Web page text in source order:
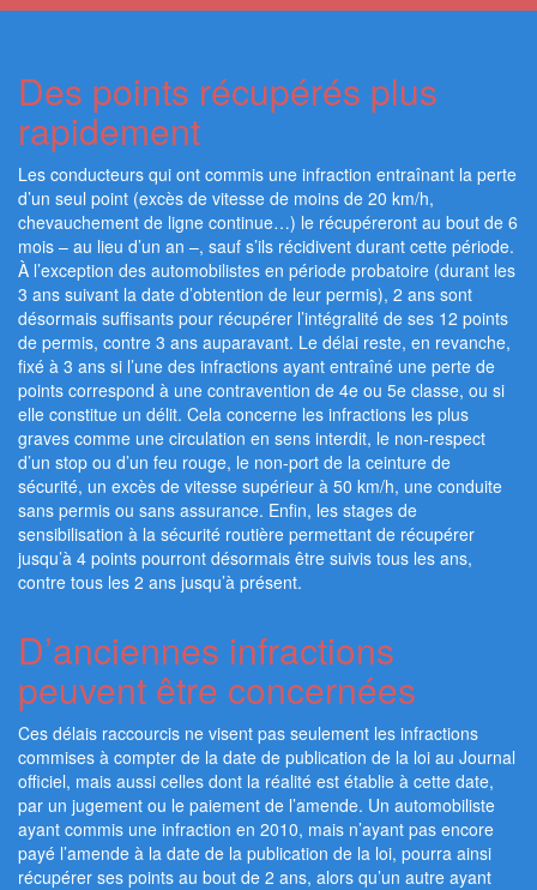
Des points récupérés plus
rapidement
Les conducteurs qui ont commis une infraction entraînant la perte
d’un seul point (excès de vitesse de moins de 20 km/h,
chevauchement de ligne continue…) le récupéreront au bout de 6
mois – au lieu d’un an –, sauf s’ils récidivent durant cette période.
À l’exception des automobilistes en période probatoire (durant les
3 ans suivant la date d’obtention de leur permis), 2 ans sont
désormais suffisants pour récupérer l’intégralité de ses 12 points
de permis, contre 3 ans auparavant. Le délai reste, en revanche,
fixé à 3 ans si l’une des infractions ayant entraîné une perte de
points correspond à une contravention de 4e ou 5e classe, ou si
elle constitue un délit. Cela concerne les infractions les plus
graves comme une circulation en sens interdit, le non-respect
d’un stop ou d’un feu rouge, le non-port de la ceinture de
sécurité, un excès de vitesse supérieur à 50 km/h, une conduite
sans permis ou sans assurance. Enfin, les stages de
sensibilisation à la sécurité routière permettant de récupérer
jusqu’à 4 points pourront désormais être suivis tous les ans,
contre tous les 2 ans jusqu’à présent.
D’anciennes infractions
peuvent être concernées
Ces délais raccourcis ne visent pas seulement les infractions
commises à compter de la date de publication de la loi au Journal
officiel, mais aussi celles dont la réalité est établie à cette date,
par un jugement ou le paiement de l’amende. Un automobiliste
ayant commis une infraction en 2010, mais n’ayant pas encore
payé l’amende à la date de la publication de la loi, pourra ainsi
récupérer ses points au bout de 2 ans, alors qu’un autre ayant